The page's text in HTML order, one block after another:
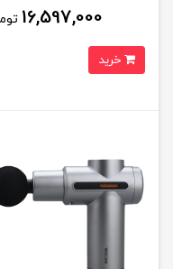
16,597,000